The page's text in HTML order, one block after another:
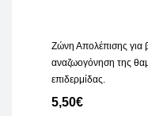
Ζώνη Απολέπισης για
αναζωογόνηση της
επιδερμίδας.
5,50€